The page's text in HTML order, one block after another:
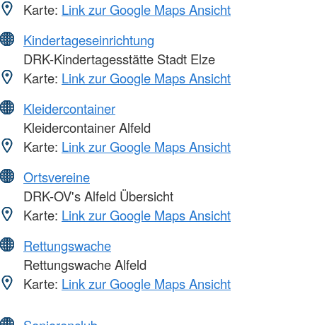
Karte: Link zur Google Maps Ansicht
Kindertageseinrichtung
DRK-Kindertagesstätte Stadt Elze
Karte: Link zur Google Maps Ansicht
Kleidercontainer
Kleidercontainer Alfeld
Karte: Link zur Google Maps Ansicht
Ortsvereine
DRK-OV's Alfeld Übersicht
Karte: Link zur Google Maps Ansicht
Rettungswache
Rettungswache Alfeld
Karte: Link zur Google Maps Ansicht